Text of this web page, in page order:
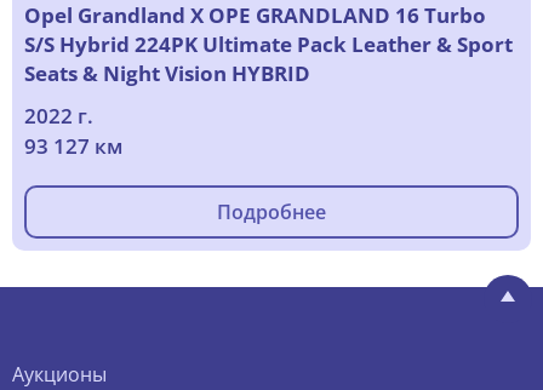
Opel Grandland X OPE GRANDLAND 16 Turbo
S/S Hybrid 224PK Ultimate Pack Leather & Sport
Seats & Night Vision HYBRID
2022 г.
93 127 км
Подробнее
Аукционы